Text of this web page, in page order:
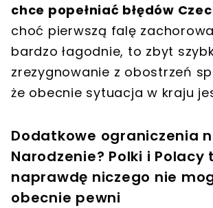
chce popełniać błędów
choć pierwszą falę
bardzo łagodnie, to zbyt
zrezygnowanie z obostrzeń
że obecnie sytuacja w kraju
Dodatkowe ograniczenia
Narodzenie? Polki i Polacy
naprawdę niczego nie
obecnie pewni